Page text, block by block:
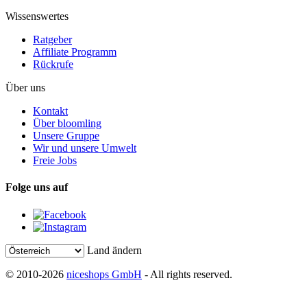
Wissenswertes
Ratgeber
Affiliate Programm
Rückrufe
Über uns
Kontakt
Über bloomling
Unsere Gruppe
Wir und unsere Umwelt
Freie Jobs
Folge uns auf
Land ändern
© 2010-2026 niceshops GmbH - All rights reserved.